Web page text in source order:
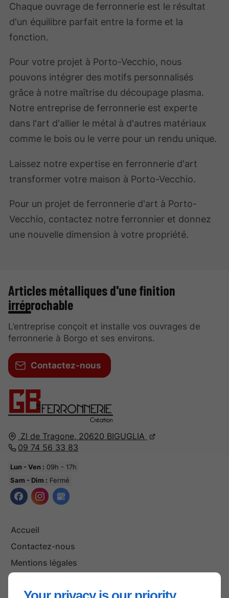
Chaque ouvrage de ferronnerie est le résultat
d'un équilibre parfait entre la forme et la
fonction.
Pour votre projet à Porto-Vecchio, nous
pouvons intégrer des motifs personnalisés
grâce à notre maîtrise du découpage plasma.
Notre entreprise de ferronnerie est experte
dans l'art d'allier le métal à d'autres matériaux
comme le bois ou le verre pour un rendu unique.
Laissez notre expertise en ferronnerie d'art
transformer votre maison à Porto-Vecchio.
Pour un projet de ferronnerie d'art à Porto-
Vecchio, contactez notre ferronnier et donnez
une nouvelle dimension à votre propriété.
ZI de Tragone, 20620 BIGUGLIA
09 74 56 33 83
Lun - Ven : 09h - 17h
Sam - Dim : Fermé
Accueil
Contactez-nous
Mentions légales
Articles métalliques d'une finition
irréprochable
L’entreprise conçoit et installe vos ouvrages de
ferronnerie à Borgo et ses environs.
Contactez-nous